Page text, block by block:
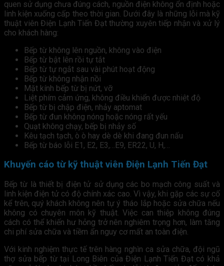
quen sử dụng chưa đúng cách, nguồn điện không ổn định hoặc
linh kiện xuống cấp theo thời gian. Dưới đây là những lỗi mà kỹ
thuật viên Điện Lạnh Tiến Đạt thường xuyên tiếp nhận và xử lý
cho khách hàng:
Bếp từ không lên nguồn, không vào điện
Bếp từ bật lên rồi tự tắt
Bếp từ tự ngắt sau vài phút hoạt động
Bếp từ không nhận nồi
Mặt kính bếp từ bị nứt, vỡ
Liệt phím cảm ứng, không điều khiển được nhiệt độ
Bếp từ bị chập điện, nhảy aptomat
Bếp từ đun không nóng hoặc nóng rất yếu
Quạt không chạy, bếp bị nhảy số
Kêu tạch tạch, ò ò hay dè dè khi đang đun nấu
Bếp từ báo lỗi E1, E2, E3,…E9, ER22, U, H,…
Khuyến cáo từ kỹ thuật viên Điện Lạnh Tiến Đạt
Bếp từ là thiết bị điện tử sử dụng các bo mạch công suất và
linh kiện điện tử có độ chính xác cao. Vì vậy, khi gặp các sự cố
kể trên, quý khách không nên tự ý tháo lắp hoặc sửa chữa nếu
không có chuyên môn kỹ thuật. Việc can thiệp không đúng
cách có thể khiến hư hỏng trở nên nghiêm trọng hơn, làm tăng
chi phí sửa chữa và tiềm ẩn nguy cơ mất an toàn điện.
Với kinh nghiệm thực tế trên hàng nghìn ca sửa chữa, đội ngũ
thợ sửa bếp từ tại Long Biên của Điện Lạnh Tiến Đạt có khả